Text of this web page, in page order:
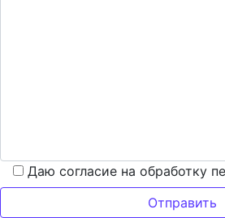
Даю согласие на обработку